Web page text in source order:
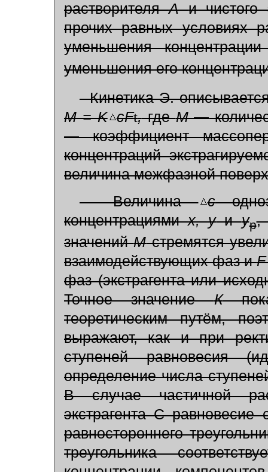
растворителяАи чистого
прочих равных условиях
уменьшения
уменьшения его
Кинетика Э.
M = K cFt,гдеМ —
—коэффициент
концентраций
величина межфазной
Величина с
концентрациямих, уиур,
значенийМстремятся
взаимодействующих фаз и
фаз (экстрагента или
Точное значениеК
теоретическим путём,
выражают, как и при
ступеней равновесия
определение числа
В случае частичной
экстрагента С равновесие
равностороннего
треугольника